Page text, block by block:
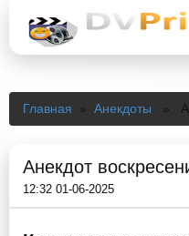
Главная » Анекдоты »
Анекдот
12:32 01-06-2025